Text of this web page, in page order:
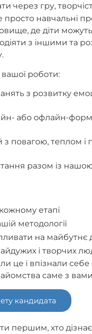
через гру,
навчальні
де діти можуть
з іншими та
роботи:
з розвитку
або офлайн-
з повагою, теплом і
разом із
етапі
методології
на майбутнє
і творчих
це і впізнали
саме з вами
кандидата
першим, хто